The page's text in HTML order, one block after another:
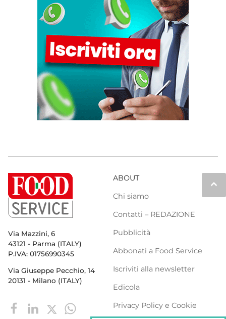
keyboard_arrow_up
Via Mazzini, 6
43121 - Parma (ITALY)
P.IVA: 01756990345
Via Giuseppe Pecchio, 14
20131 - Milano (ITALY)
ABOUT
Chi siamo
Contatti – REDAZIONE
Pubblicità
Abbonati a Food Service
Iscriviti alla newsletter
Edicola
Privacy Policy e Cookie